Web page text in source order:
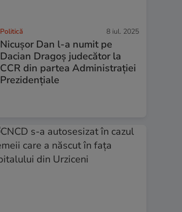
Politică 8 iul. 2025
Nicușor Dan l-a numit pe
Dacian Dragoș judecător la
CCR din partea Administrației
Prezidențiale